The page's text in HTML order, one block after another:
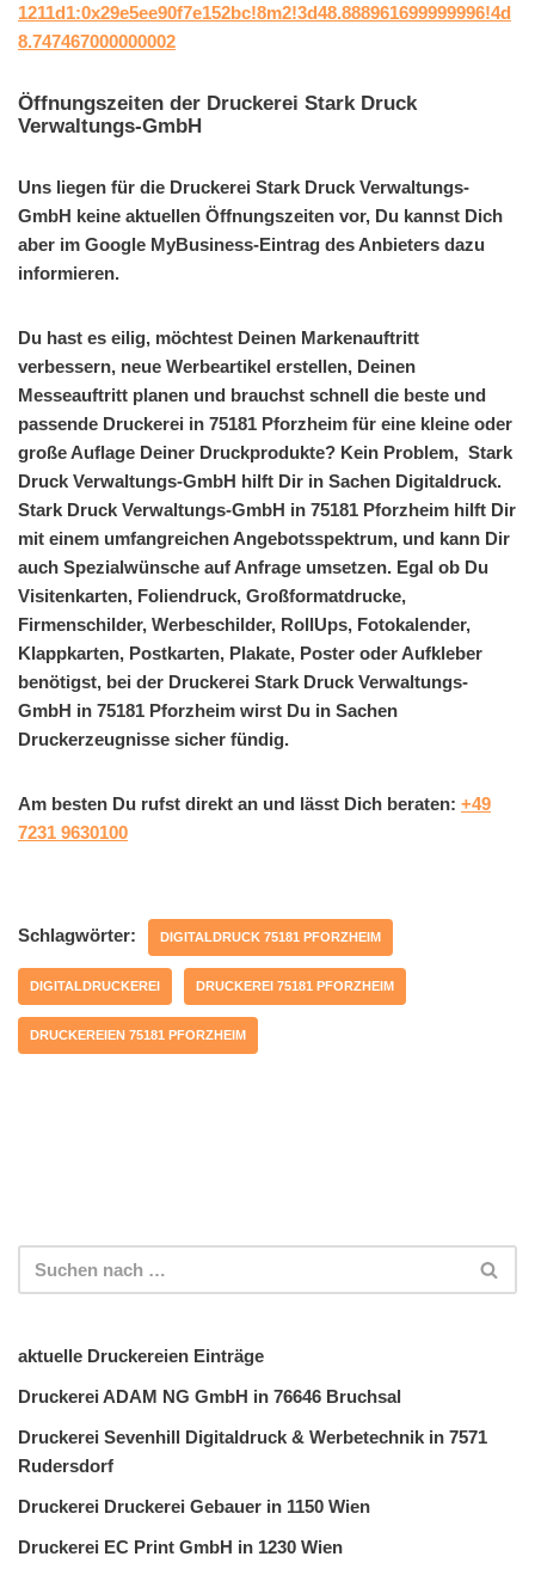
1211d1:0x29e5ee90f7e152bc!8m2!3d48.888961699999996!4d
8.747467000000002
Öffnungszeiten der Druckerei Stark Druck
Verwaltungs-GmbH
Uns liegen für die Druckerei Stark Druck Verwaltungs-
GmbH keine aktuellen Öffnungszeiten vor, Du kannst Dich
aber im Google MyBusiness-Eintrag des Anbieters dazu
informieren.
Du hast es eilig, möchtest Deinen Markenauftritt
verbessern, neue Werbeartikel erstellen, Deinen
Messeauftritt planen und brauchst schnell die beste und
passende Druckerei in 75181 Pforzheim für eine kleine oder
große Auflage Deiner Druckprodukte? Kein Problem, Stark
Druck Verwaltungs-GmbH hilft Dir in Sachen Digitaldruck.
Stark Druck Verwaltungs-GmbH in 75181 Pforzheim hilft Dir
mit einem umfangreichen Angebotsspektrum, und kann Dir
auch Spezialwünsche auf Anfrage umsetzen. Egal ob Du
Visitenkarten, Foliendruck, Großformatdrucke,
Firmenschilder, Werbeschilder, RollUps, Fotokalender,
Klappkarten, Postkarten, Plakate, Poster oder Aufkleber
benötigst, bei der Druckerei Stark Druck Verwaltungs-
GmbH in 75181 Pforzheim wirst Du in Sachen
Druckerzeugnisse sicher fündig.
Am besten Du rufst direkt an und lässt Dich beraten: +49
7231 9630100
Schlagwörter: DIGITALDRUCK 75181 PFORZHEIM
DIGITALDRUCKEREI DRUCKEREI 75181 PFORZHEIM
DRUCKEREIEN 75181 PFORZHEIM
aktuelle Druckereien Einträge
Druckerei ADAM NG GmbH in 76646 Bruchsal
Druckerei Sevenhill Digitaldruck & Werbetechnik in 7571
Rudersdorf
Druckerei Druckerei Gebauer in 1150 Wien
Druckerei EC Print GmbH in 1230 Wien